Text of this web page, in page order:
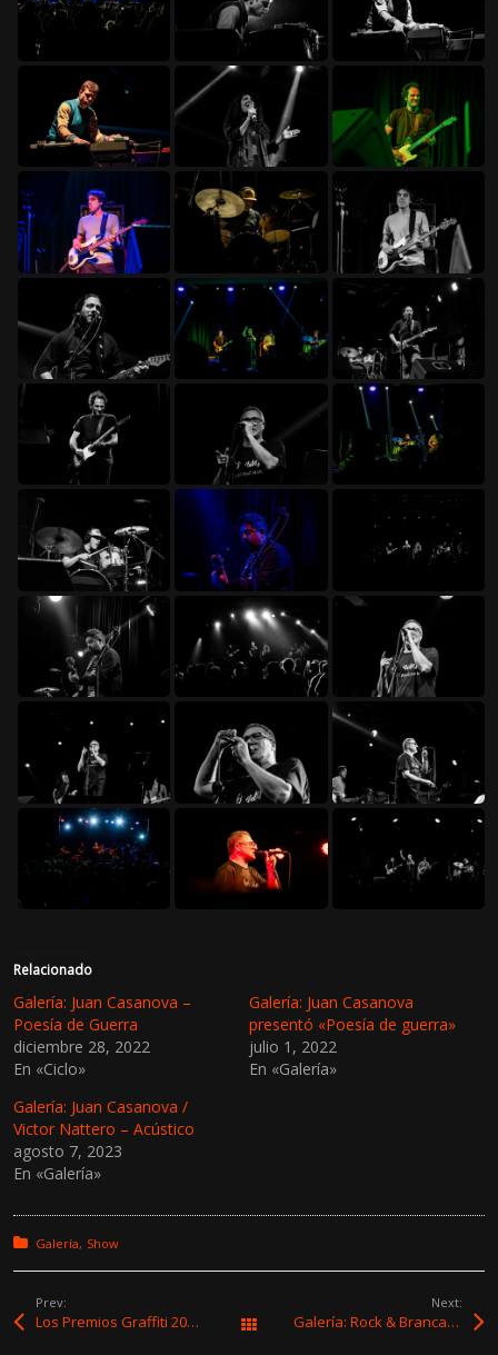
Relacionado
Galería: Juan Casanova –
Poesía de Guerra
diciembre 28, 2022
En «Ciclo»
Galería: Juan Casanova
presentó «Poesía de guerra»
julio 1, 2022
En «Galería»
Galería: Juan Casanova /
Victor Nattero – Acústico
agosto 7, 2023
En «Galería»
Posted in:
Galería Show
Prev:
Los Premios Graffiti 2021 ya tienen sus primeros ganadores Todas las entradas
Next:
Galería: Rock & Branca – Día 1